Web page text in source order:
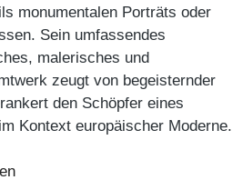
monumentalen Porträts oder
Sein umfassendes
malerisches und
zeugt von begeisternder
den Schöpfer eines
Kontext europäischer Moderne.